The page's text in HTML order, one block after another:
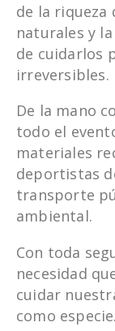
de la riqueza
naturales y
de cuidarlos
irreversibles.
De la mano
todo el
materiales
deportistas
transporte
ambiental.
Con toda
necesidad
cuidar
como